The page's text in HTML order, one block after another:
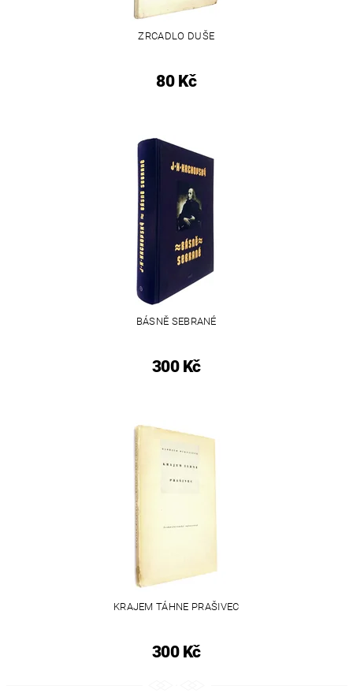
ZRCADLO DUŠE
80 Kč
BÁSNĚ SEBRANÉ
300 Kč
KRAJEM TÁHNE PRAŠIVEC
300 Kč